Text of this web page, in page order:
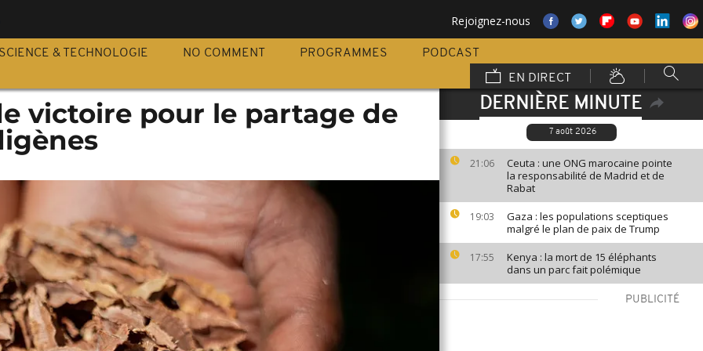
Rejoignez-nous
SCIENCE & TECHNOLOGIE NO COMMENT PROGRAMMES
PODCAST
EN DIRECT
DERNIÈRE MINUTE
7 août 2026
21:06
Ceuta : une ONG marocaine pointe
la responsabilité de Madrid et de
Rabat
19:03
Gaza : les populations sceptiques
malgré le plan de paix de Trump
17:55
Kenya : la mort de 15 éléphants
dans un parc fait polémique
PUBLICITÉ
victoire pour le partage de